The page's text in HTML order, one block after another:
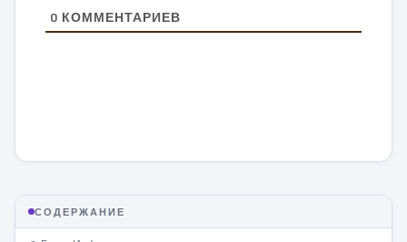
0 КОММЕНТАРИЕВ
СОДЕРЖАНИЕ